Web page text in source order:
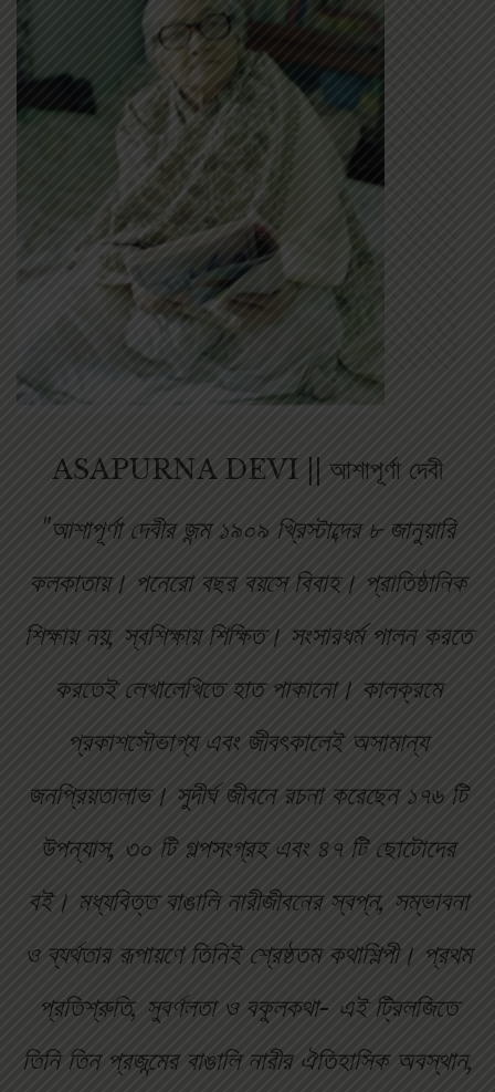
ASAPURNA DEVI || আশাপূর্ণা দেবী
"আশাপূর্ণা দেবীর জন্ম ১৯০৯ খ্রিস্টাব্দের ৮ জানুয়ারি
কলকাতায়। পনেরো বছর বয়সে বিবাহ। প্রাতিষ্ঠানিক
শিক্ষায় নয়, স্বশিক্ষায় শিক্ষিত। সংসারধর্ম পালন করতে
করতেই লেখালেখিতে হাত পাকানো। কালক্রমে
প্রকাশসৌভাগ্য এবং জীবৎকালেই অসামান্য
জনপ্রিয়তালাভ। সুদীর্ঘ জীবনে রচনা করেছেন ১৭৬ টি
উপন্যাস, ৩০ টি গল্পসংগ্রহ এবং ৪৭ টি ছোটোদের
বই। মধ্যবিত্ত বাঙালি নারীজীবনের স্বপ্ন, সম্ভাবনা
ও ব্যর্থতার রূপায়ণে তিনিই শ্রেষ্ঠতম কথাশিল্পী। প্রথম
প্রতিশ্রুতি, সুবর্ণলতা ও বকুলকথা- এই ট্রিলজিতে
তিনি তিন প্রজন্মের বাঙালি নারীর ঐতিহাসিক অবস্থান,